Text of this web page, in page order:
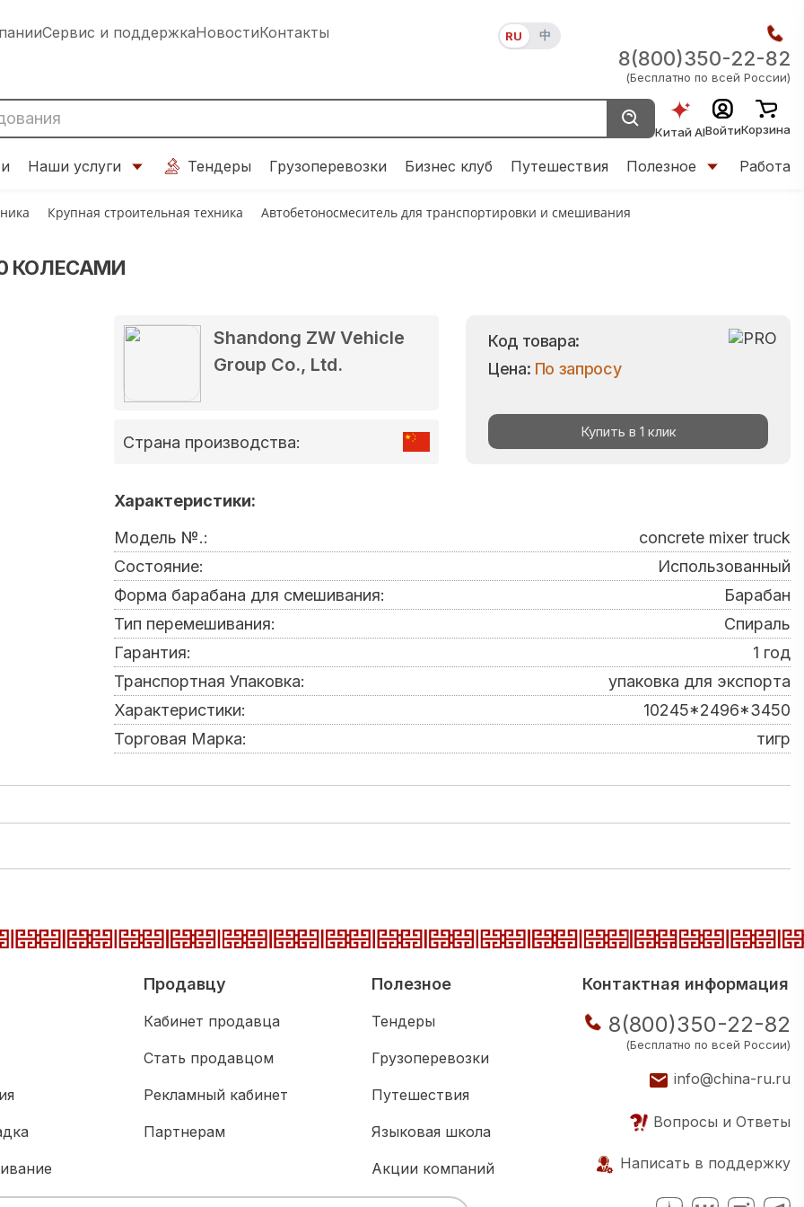
Сервис и поддержкаНовостиКонтакты RU 中
8(800)350-22-82
(Бесплатно по всей России)
Китай AIВойтиКорзина
Наши услуги Тендеры Грузоперевозки Бизнес клуб Путешествия Полезное Работа
Крупная строительная техника
Автобетоносмеситель для транспортировки и смешивания
КОЛЕСАМИ
Shandong ZW Vehicle
Group Co., Ltd.
Страна производства:
Код товара:
Цена: По запросу
Купить в 1 клик
Характеристики:
Модель №.:
concrete mixer truck
Состояние:
Использованный
Форма барабана для смешивания:
Барабан
Тип перемешивания:
Спираль
Гарантия:
1 год
Транспортная Упаковка:
упаковка для экспорта
Характеристики:
10245*2496*3450
Торговая Марка:
тигр
Продавцу
Кабинет продавца
Стать продавцом
Рекламный кабинет
Партнерам
Полезное
Тендеры
Грузоперевозки
Путешествия
Языковая школа
Акции компаний
Контактная информация
8(800)350-22-82
(Бесплатно по всей России)
info@china-ru.ru
Вопросы и Ответы
Написать в поддержку